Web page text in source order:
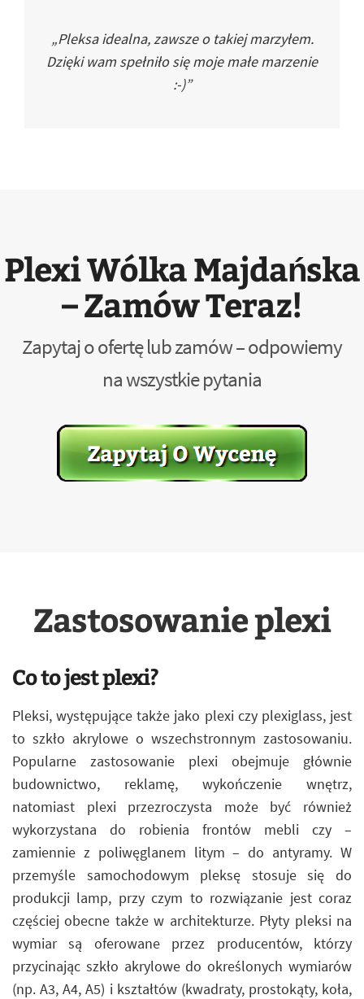
„Pleksa idealna, zawsze o takiej marzyłem.
Dzięki wam spełniło się moje małe marzenie
:-)”
Plexi Wólka Majdańska
– Zamów Teraz!
Zapytaj o ofertę lub zamów – odpowiemy
na wszystkie pytania
Zastosowanie plexi
Co to jest plexi?
Pleksi, występujące także jako plexi czy plexiglass, jest
to szkło akrylowe o wszechstronnym zastosowaniu.
Popularne zastosowanie plexi obejmuje głównie
budownictwo, reklamę, wykończenie wnętrz,
natomiast plexi przezroczysta może być również
wykorzystana do robienia frontów mebli czy –
zamiennie z poliwęglanem litym – do antyramy. W
przemyśle samochodowym pleksę stosuje się do
produkcji lamp, przy czym to rozwiązanie jest coraz
częściej obecne także w architekturze. Płyty pleksi na
wymiar są oferowane przez producentów, którzy
przycinając szkło akrylowe do określonych wymiarów
(np. A3, A4, A5) i kształtów (kwadraty, prostokąty, koła,